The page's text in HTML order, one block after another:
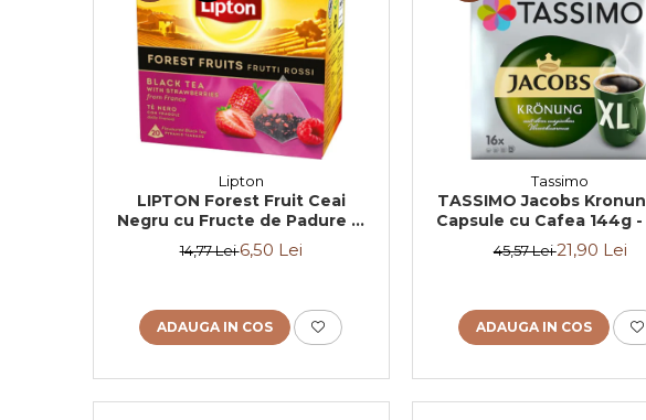
Lipton
LIPTON Forest Fruit Ceai
Negru cu Fructe de Padure si
Capsuni Piramide 20x2.1g (TDV
30.08.2026)
14,77 Lei6,50 Lei
ADAUGA IN COS
Tassimo
TASSIMO Jacobs
Capsule cu Cafea 144g -
11.08.2026
45,57 Lei21,90 Lei
ADAUGA IN COS